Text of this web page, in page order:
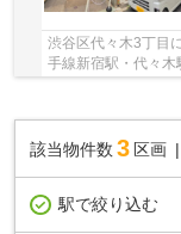
渋谷区代々木3丁目
手線新宿駅・代々
該当物件数 3 区画
駅で絞り込む